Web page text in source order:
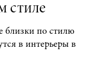
стиле
близки по стилю
в интерьеры в